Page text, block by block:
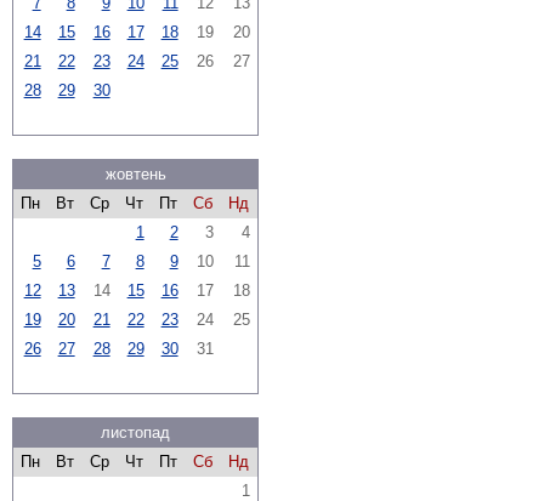
14
15 16 17 18 19
20
21
22 23 24 25 26
27
28
29 30
жовтень
Пн
Вт Ср Чт Пт Сб
Нд
1
2 3
4
5
6 7 8 9 10
11
12
13 14 15 16 17
18
19
20 21 22 23 24
25
26
27 28 29 30 31
листопад
Пн
Вт Ср Чт Пт Сб
Нд
1